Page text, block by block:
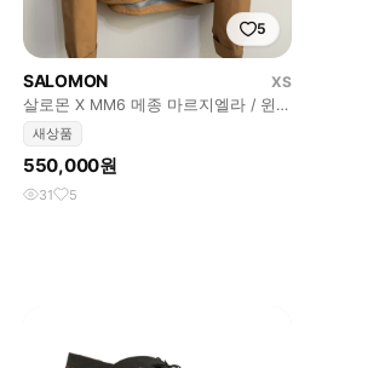
5
SALOMON
XS
살로몬 X MM6 메종 마르지엘라 / 윈드
브레이커 아이스 커피 / XS
새상품
550,000원
31 5